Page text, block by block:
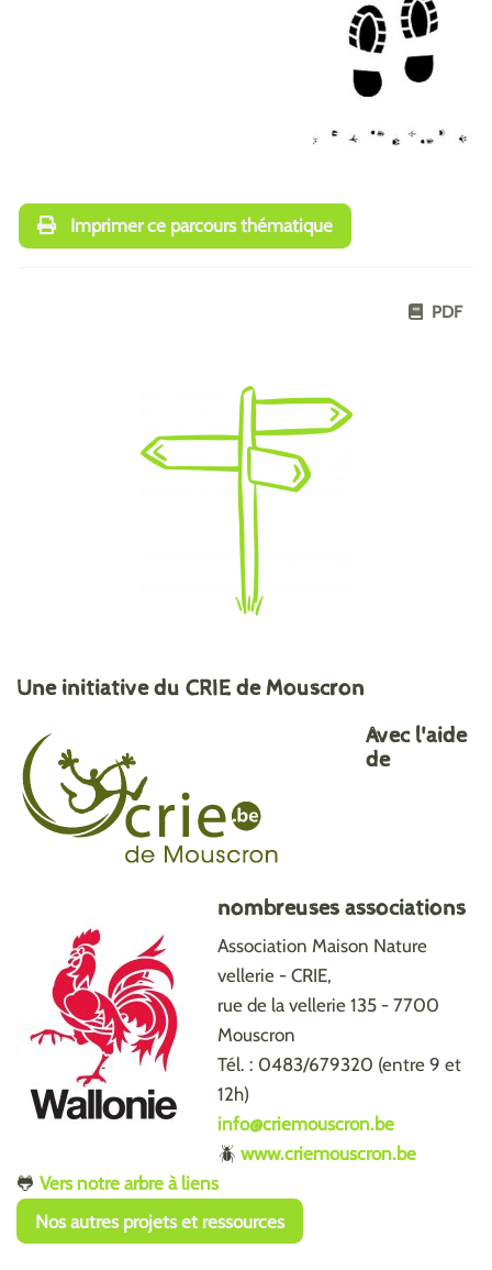
Imprimer ce parcours thématique
PDF
Une initiative du CRIE de Mouscron
Avec l'aide
de
nombreuses associations
Association Maison Nature
vellerie - CRIE,
rue de la vellerie 135 - 7700
Mouscron
Tél. : 0483/679320 (entre 9 et
12h)
info@criemouscron.be
🪲 www.criemouscron.be
🐸 Vers notre arbre à liens
Nos autres projets et ressources